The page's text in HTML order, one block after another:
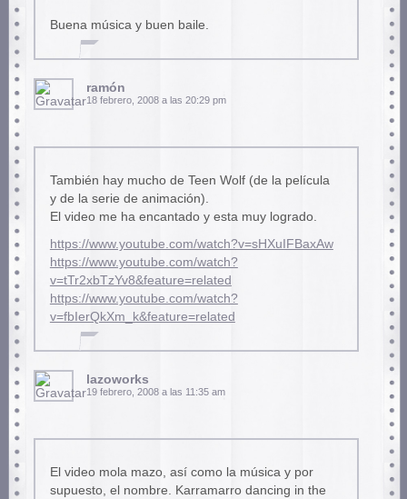
Buena música y buen baile.
ramón
18 febrero, 2008 a las 20:29 pm
También hay mucho de Teen Wolf (de la película
y de la serie de animación).
El video me ha encantado y esta muy logrado.
https://www.youtube.com/watch?v=sHXuIFBaxAw
https://www.youtube.com/watch?
v=tTr2xbTzYv8&feature=related
https://www.youtube.com/watch?
v=fbIerQkXm_k&feature=related
lazoworks
19 febrero, 2008 a las 11:35 am
El video mola mazo, así como la música y por
supuesto, el nombre. Karramarro dancing in the